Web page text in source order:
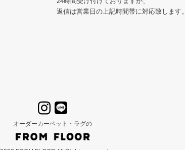
返信は営業日の上記時間帯に対応致します。
オーダーカーペット・ラグの